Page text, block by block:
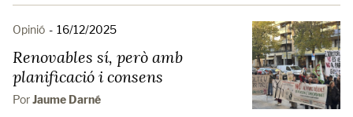
Opinió - 16/12/2025
Renovables sí, però amb
planificació i consens
PorJaume Darné